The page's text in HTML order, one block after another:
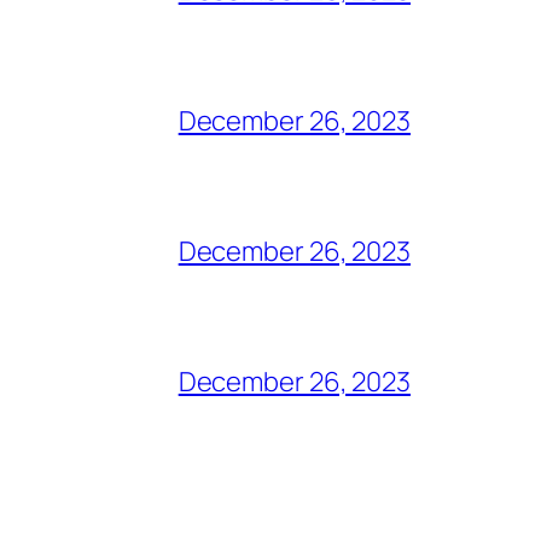
December 26, 2023
December 26, 2023
December 26, 2023